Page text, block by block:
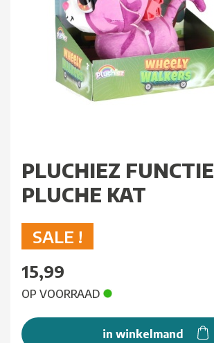
PLUCHIEZ FUNCTIE
PLUCHE KAT
SALE !
15,99
OP VOORRAAD
in winkelmand